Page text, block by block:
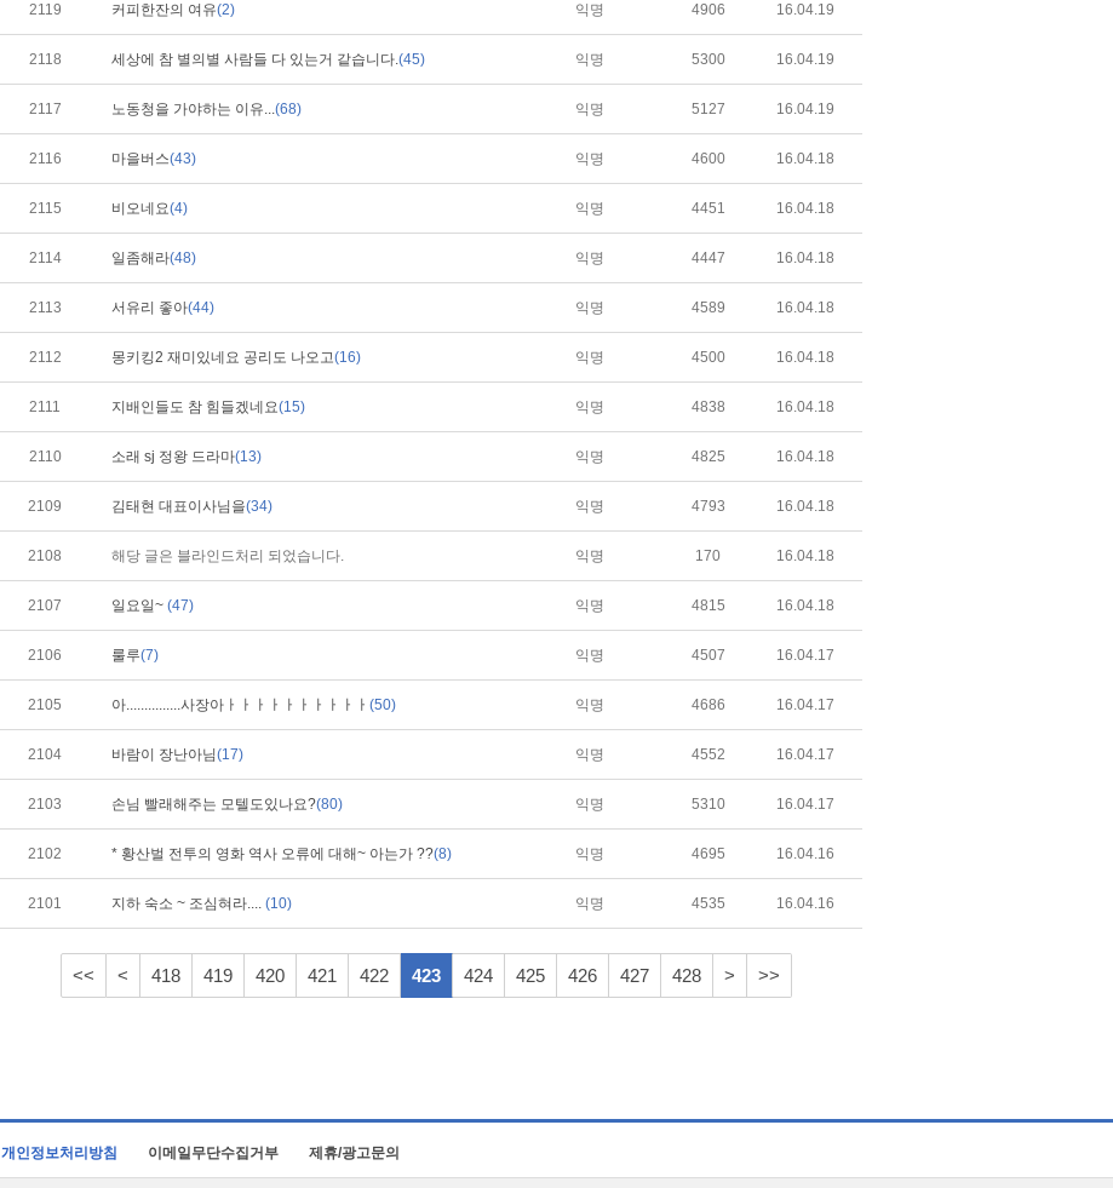
2119 커피한잔의 여유(2) 익명 4906 16.04.19
2118 세상에 참 별의별 사람들 다 있는거 같습니다.(45) 익명 5300 16.04.19
2117 노동청을 가야하는 이유...(68) 익명 5127 16.04.19
2116 마을버스(43) 익명 4600 16.04.18
2115 비오네요(4) 익명 4451 16.04.18
2114 일좀해라(48) 익명 4447 16.04.18
2113 서유리 좋아(44) 익명 4589 16.04.18
2112 몽키킹2 재미있네요 공리도 나오고(16) 익명 4500 16.04.18
2111 지배인들도 참 힘들겠네요(15) 익명 4838 16.04.18
2110 소래 sj 정왕 드라마(13) 익명 4825 16.04.18
2109 김태현 대표이사님을(34) 익명 4793 16.04.18
2108 해당 글은 블라인드처리 되었습니다. 익명 170 16.04.18
2107 일요일~ (47) 익명 4815 16.04.18
2106 룰루(7) 익명 4507 16.04.17
2105 아...............사장아ㅏㅏㅏㅏㅏㅏㅏㅏㅏㅏ (50) 익명 4686 16.04.17
2104 바람이 장난아님(17) 익명 4552 16.04.17
2103 손님 빨래해주는 모텔도있나요?(80) 익명 5310 16.04.17
2102 * 황산벌 전투의 영화 역사 오류에 대해~ 아는가 ??(8) 익명 4695 16.04.16
2101 지하 숙소 ~ 조심혀라.... (10) 익명 4535 16.04.16
<< < 418 419 420 421 422 423 424 425 426 427 428 > >>
개인정보처리방침 이메일무단수집거부 제휴/광고문의